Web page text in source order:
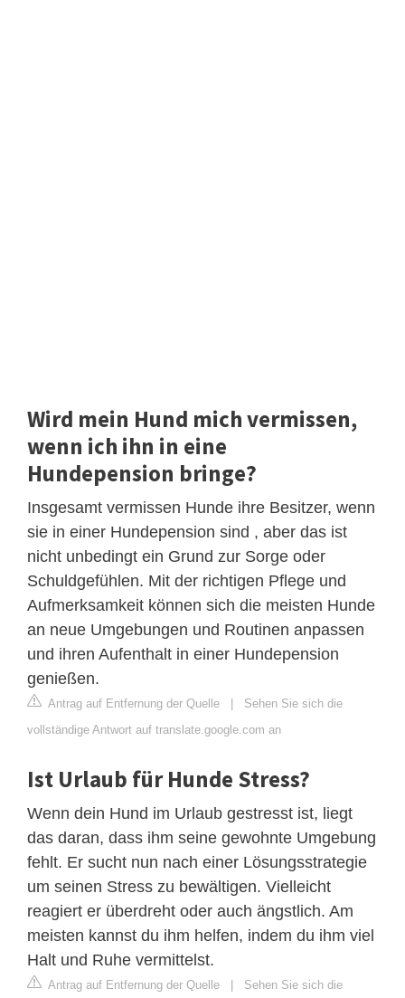
Wird mein Hund mich vermissen,
wenn ich ihn in eine
Hundepension bringe?
Insgesamt vermissen Hunde ihre Besitzer, wenn
sie in einer Hundepension sind , aber das ist
nicht unbedingt ein Grund zur Sorge oder
Schuldgefühlen. Mit der richtigen Pflege und
Aufmerksamkeit können sich die meisten Hunde
an neue Umgebungen und Routinen anpassen
und ihren Aufenthalt in einer Hundepension
genießen.
Antrag auf Entfernung der Quelle | Sehen Sie sich die
vollständige Antwort auf translate.google.com an
Ist Urlaub für Hunde Stress?
Wenn dein Hund im Urlaub gestresst ist, liegt
das daran, dass ihm seine gewohnte Umgebung
fehlt. Er sucht nun nach einer Lösungsstrategie
um seinen Stress zu bewältigen. Vielleicht
reagiert er überdreht oder auch ängstlich. Am
meisten kannst du ihm helfen, indem du ihm viel
Halt und Ruhe vermittelst.
Antrag auf Entfernung der Quelle | Sehen Sie sich die